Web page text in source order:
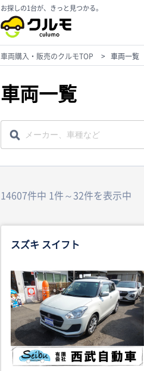
お探しの1台が、きっと見つかる。
車両購入・販売のクルモTOP > 車両一覧
車両一覧
14607件中 1件～32件を表示中
スズキ スイフト